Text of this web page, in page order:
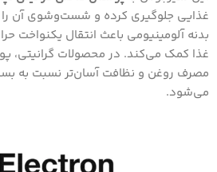
غذایی جلوگیری کرده و شست‌وشوی آن
بدنه آلومینیومی باعث انتقال یکنواخت
غذا کمک می‌کند. در محصولات
مصرف روغن و نظافت آسان‌تر نسبت به
می‌شود.